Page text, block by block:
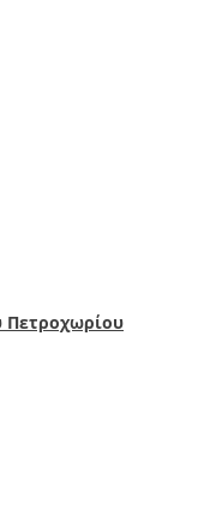
Πετροχωρίου